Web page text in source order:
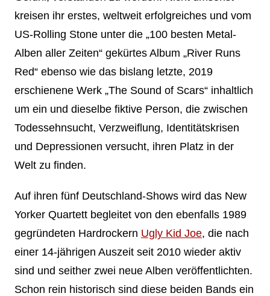
kreisen ihr erstes, weltweit erfolgreiches und vom
US-Rolling Stone unter die „100 besten Metal-
Alben aller Zeiten“ gekürtes Album „River Runs
Red“ ebenso wie das bislang letzte, 2019
erschienene Werk „The Sound of Scars“ inhaltlich
um ein und dieselbe fiktive Person, die zwischen
Todessehnsucht, Verzweiflung, Identitätskrisen
und Depressionen versucht, ihren Platz in der
Welt zu finden.
Auf ihren fünf Deutschland-Shows wird das New
Yorker Quartett begleitet von den ebenfalls 1989
gegründeten Hardrockern Ugly Kid Joe, die nach
einer 14-jährigen Auszeit seit 2010 wieder aktiv
sind und seither zwei neue Alben veröffentlichten.
Schon rein historisch sind diese beiden Bands ein